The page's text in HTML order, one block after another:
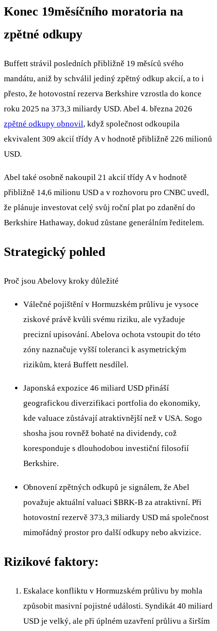
Konec 19měsíčního moratoria na
zpětné odkupy
Buffett strávil posledních přibližně 19 měsíců svého
mandátu, aniž by schválil jediný zpětný odkup akcií, a to i
přesto, že hotovostní rezerva Berkshire vzrostla do konce
roku 2025 na 373,3 miliardy USD. Abel 4. března 2026
zpětné odkupy obnovil, když společnost odkoupila
ekvivalent 309 akcií třídy A v hodnotě přibližně 226 milionů
USD.
Abel také osobně nakoupil 21 akcií třídy A v hodnotě
přibližně 14,6 milionu USD a v rozhovoru pro CNBC uvedl,
že plánuje investovat celý svůj roční plat po zdanění do
Berkshire Hathaway, dokud zůstane generálním ředitelem.
Strategický pohled
Proč jsou Abelovy kroky důležité
Válečné pojištění v Hormuzském průlivu je vysoce
ziskové právě kvůli svému riziku, ale vyžaduje
precizní upisování. Abelova ochota vstoupit do této
zóny naznačuje vyšší toleranci k asymetrickým
rizikům, která Buffett nesdílel.
Japonská expozice 46 miliard USD přináší
geografickou diverzifikaci portfolia do ekonomiky,
kde valuace zůstávají atraktivnější než v USA. Sogo
shosha jsou rovněž bohaté na dividendy, což
koresponduje s dlouhodobou investiční filosofií
Berkshire.
Obnovení zpětných odkupů je signálem, že Abel
považuje aktuální valuaci $BRK-B za atraktivní. Při
hotovostní rezervě 373,3 miliardy USD má společnost
mimořádný prostor pro další odkupy nebo akvizice.
Rizikové faktory:
Eskalace konfliktu v Hormuzském průlivu by mohla
způsobit masivní pojistné události. Syndikát 40 miliard
USD je velký, ale při úplném uzavření průlivu a širším